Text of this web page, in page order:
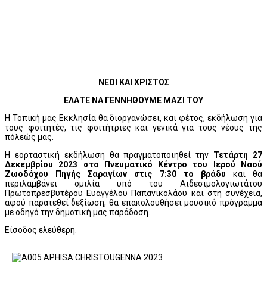
ΝΕΟΙ ΚΑΙ ΧΡΙΣΤΟΣ
ΕΛΑΤΕ ΝΑ ΓΕΝΝΗΘΟΥΜΕ ΜΑΖΙ ΤΟΥ
Η Τοπική μας Εκκλησία θα διοργανώσει, και φέτος, εκδήλωση για
τους φοιτητές, τις φοιτήτριες και γενικά για τους νέους της
πόλεώς μας.
Η εορταστική εκδήλωση θα πραγματοποιηθεί την Τετάρτη 27
Δεκεμβρίου 2023 στο Πνευματικό Κέντρο του Ιερού Ναού
Ζωοδόχου Πηγής Σαραγίων στις 7:30 το βράδυ και θα
περιλαμβάνει ομιλία υπό του Αιδεσιμολογιωτάτου
Πρωτοπρεσβυτέρου Ευαγγέλου Παπανικολάου και στη συνέχεια,
αφού παρατεθεί δεξίωση, θα επακολουθήσει μουσικό πρόγραμμα
με οδηγό την δημοτική μας παράδοση.
Είσοδος ελεύθερη.